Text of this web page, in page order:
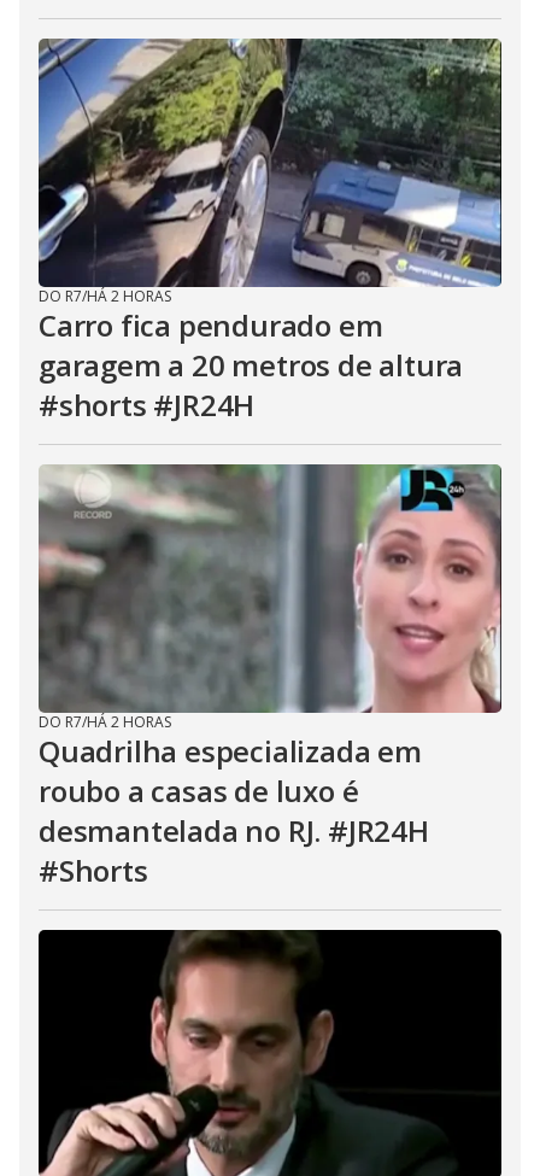
DO R7/HÁ 2 HORAS
Carro fica pendurado em
garagem a 20 metros de altura
#shorts #JR24H
DO R7/HÁ 2 HORAS
Quadrilha especializada em
roubo a casas de luxo é
desmantelada no RJ. #JR24H
#Shorts